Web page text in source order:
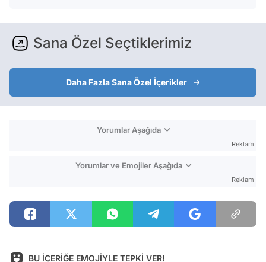
Sana Özel Seçtiklerimiz
Daha Fazla Sana Özel İçerikler
Yorumlar Aşağıda
Reklam
Yorumlar ve Emojiler Aşağıda
Reklam
BU İÇERİĞE EMOJİYLE TEPKİ VER!